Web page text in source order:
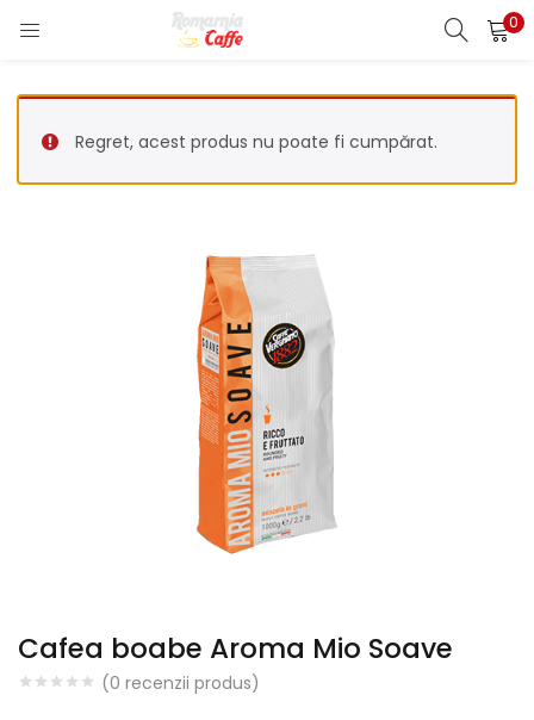
0
LOGIN REGISTER
Lost password?
Regret, acest produs nu poate fi cumpărat.
Cafea boabe Aroma Mio Soave
(0 recenzii produs)